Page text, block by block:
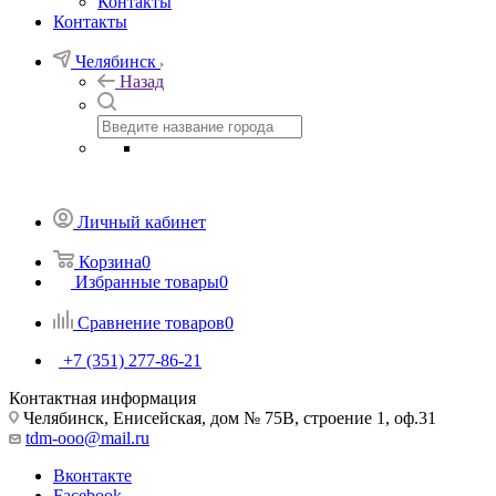
Контакты
Челябинск
Назад
Личный кабинет
Корзина0
Избранные товары0
Сравнение товаров0
+7 (351) 277-86-21
Контактная информация
Челябинск, Енисейская, дом № 75В, строение 1, оф.31
tdm-ooo@mail.ru
Вконтакте